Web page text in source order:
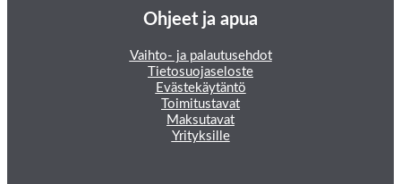
Ohjeet ja apua
Vaihto- ja palautusehdot
Tietosuojaseloste
Evästekäytäntö
Toimitustavat
Maksutavat
Yrityksille